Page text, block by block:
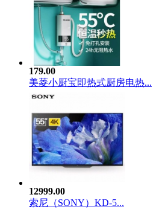
179.00
美菱小厨宝即热式厨房电热...
12999.00
索尼（SONY）KD-5...